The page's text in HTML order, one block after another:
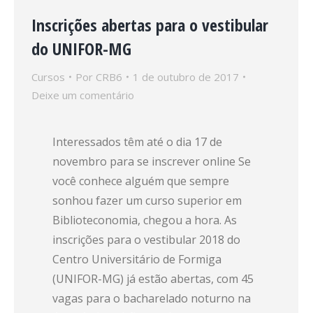
Inscrições abertas para o vestibular
do UNIFOR-MG
Cursos Por CRB6
1 de outubro de 2017
Deixe um comentário
Interessados têm até o dia 17 de
novembro para se inscrever online Se
você conhece alguém que sempre
sonhou fazer um curso superior em
Biblioteconomia, chegou a hora. As
inscrições para o vestibular 2018 do
Centro Universitário de Formiga
(UNIFOR-MG) já estão abertas, com 45
vagas para o bacharelado noturno na